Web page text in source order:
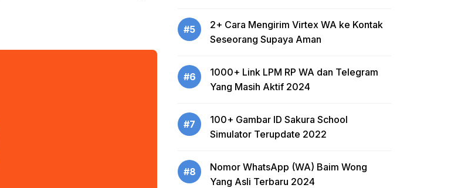
#5
2+ Cara Mengirim Virtex WA ke Kontak
Seseorang Supaya Aman
#6
1000+ Link LPM RP WA dan Telegram
Yang Masih Aktif 2024
#7
100+ Gambar ID Sakura School
Simulator Terupdate 2022
#8
Nomor WhatsApp (WA) Baim Wong
Yang Asli Terbaru 2024